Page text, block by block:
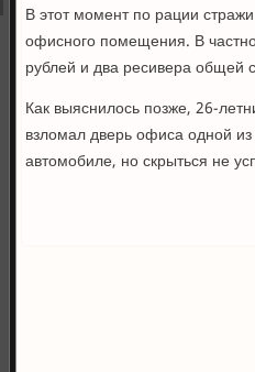
В этот момент по рации
офисного помещения. В
рублей и два ресивера общей
Как выяснилось позже, 26-
взломал дверь офиса одной
автомобиле, но скрыться не